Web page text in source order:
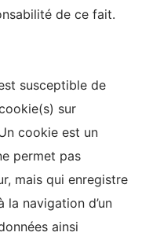
de ce fait.
susceptible de
sur
cookie est un
permet pas
mais qui enregistre
navigation d’un
ainsi